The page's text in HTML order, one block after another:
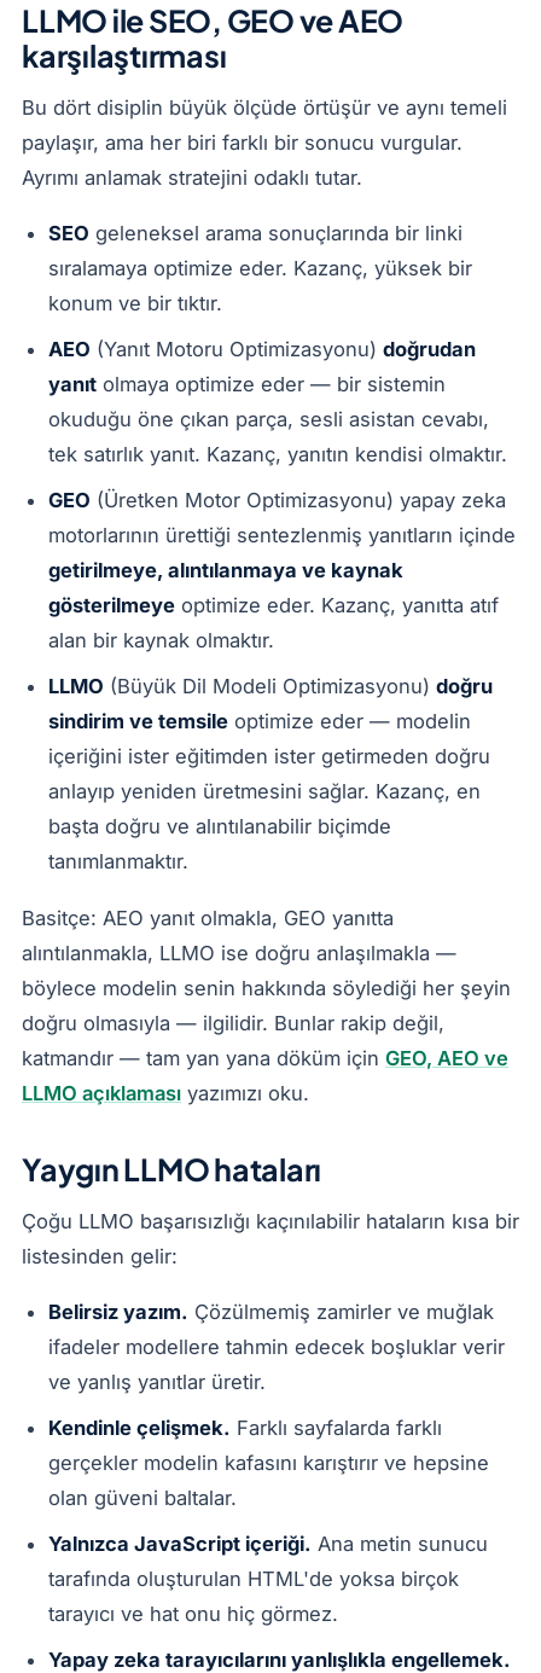
LLMO ile SEO, GEO ve AEO
karşılaştırması
Bu dört disiplin büyük ölçüde örtüşür ve aynı temeli
paylaşır, ama her biri farklı bir sonucu vurgular.
Ayrımı anlamak stratejini odaklı tutar.
SEO geleneksel arama sonuçlarında bir linki
sıralamaya optimize eder. Kazanç, yüksek bir
konum ve bir tıktır.
AEO (Yanıt Motoru Optimizasyonu) doğrudan
yanıt olmaya optimize eder — bir sistemin
okuduğu öne çıkan parça, sesli asistan cevabı,
tek satırlık yanıt. Kazanç, yanıtın kendisi olmaktır.
GEO (Üretken Motor Optimizasyonu) yapay zeka
motorlarının ürettiği sentezlenmiş yanıtların içinde
getirilmeye, alıntılanmaya ve kaynak
gösterilmeye optimize eder. Kazanç, yanıtta atıf
alan bir kaynak olmaktır.
LLMO (Büyük Dil Modeli Optimizasyonu) doğru
sindirim ve temsile optimize eder — modelin
içeriğini ister eğitimden ister getirmeden doğru
anlayıp yeniden üretmesini sağlar. Kazanç, en
başta doğru ve alıntılanabilir biçimde
tanımlanmaktır.
Basitçe: AEO yanıt olmakla, GEO yanıtta
alıntılanmakla, LLMO ise doğru anlaşılmakla —
böylece modelin senin hakkında söylediği her şeyin
doğru olmasıyla — ilgilidir. Bunlar rakip değil,
katmandır — tam yan yana döküm için GEO, AEO ve
LLMO açıklaması yazımızı oku.
Yaygın LLMO hataları
Çoğu LLMO başarısızlığı kaçınılabilir hataların kısa bir
listesinden gelir:
Belirsiz yazım. Çözülmemiş zamirler ve muğlak
ifadeler modellere tahmin edecek boşluklar verir
ve yanlış yanıtlar üretir.
Kendinle çelişmek. Farklı sayfalarda farklı
gerçekler modelin kafasını karıştırır ve hepsine
olan güveni baltalar.
Yalnızca JavaScript içeriği. Ana metin sunucu
tarafında oluşturulan HTML'de yoksa birçok
tarayıcı ve hat onu hiç görmez.
Yapay zeka tarayıcılarını yanlışlıkla engellemek.